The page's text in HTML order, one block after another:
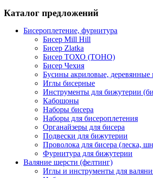
Каталог предложений
Бисероплетение, фурнитура
Бисер Mill Hill
Бисер Zlatka
Бисер ТОХО (TOHO)
Бисер Чехия
Бусины акриловые, деревянные
Иглы бисерные
Инструменты для бижутерии
Кабошоны
Наборы бисера
Наборы для бисероплетения
Органайзеры для бисера
Подвески для бижутерии
Проволока для бисера (леска,
Фурнитура для бижутерии
Валяние шерсти (фелтинг)
Иглы и инструменты для